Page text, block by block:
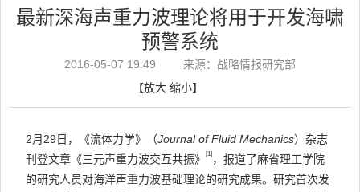
最新深海声重力波理论将用于开发海啸
预警系统
2016-05-07 19:49
来源：战略情报研究部
【放大 缩小】
2月29日，《流体力学》（Journal of Fluid Mechanics）杂志
刊登文章《三元声重力波交互共振》[1] ，报道了麻省理工学院
的研究人员对海洋声重力波基础理论的研究成果。研究首次发